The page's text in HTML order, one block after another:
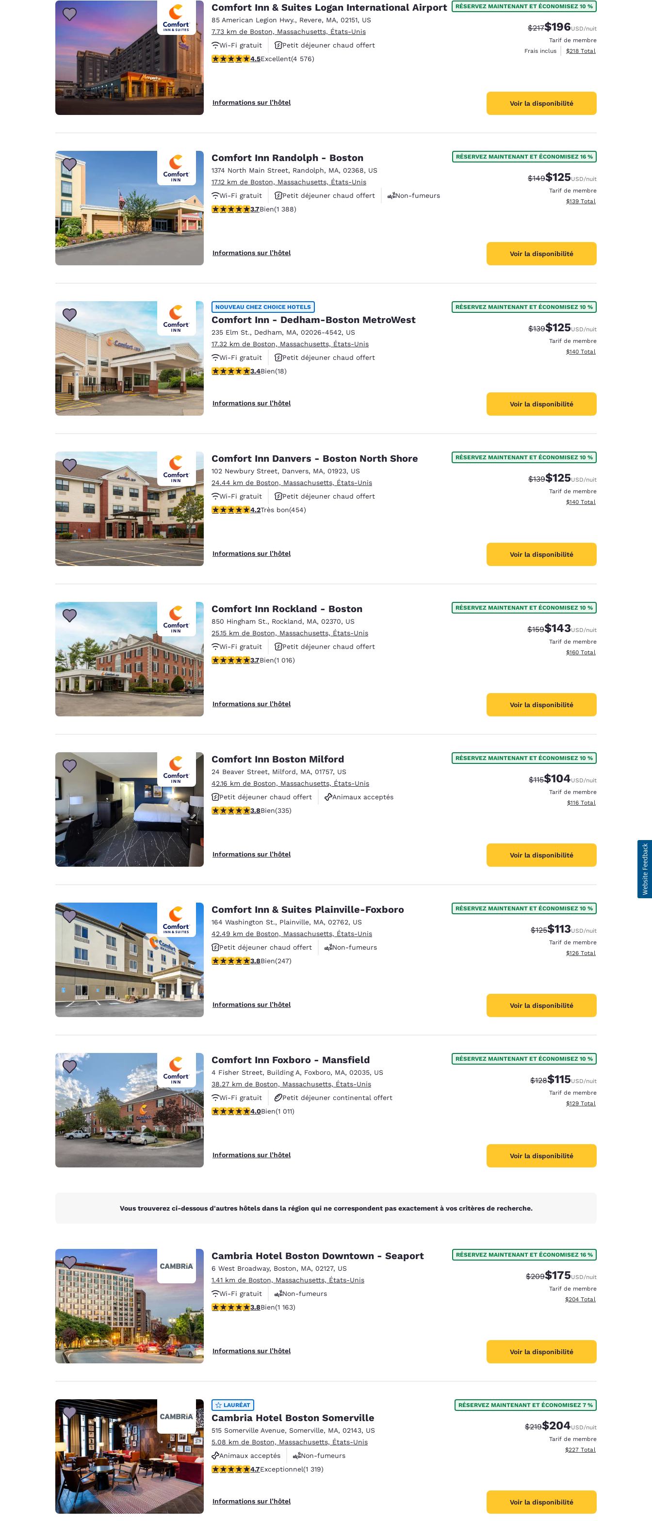
Español English
Europe
Deutschland
Deutsch
Germany
English
Spain
English
Asie-Pacifique
Australia
English
India
English English
Comfort Inn & Suites Logan International Airport
85 American Legion Hwy., Revere, MA, 02151, US
7.73 km de Boston, Massachusetts, États-Unis
Wi-Fi gratuit
Petit déjeuner chaud offert
Animaux acceptés
4.45 étoiles. Excellent. 4576 commentaires
4.5Excellent(4 576)
Informations sur l’hôtel
RÉSERVEZ MAINTENANT ET ÉCONOMISEZ 10 %
Tarif barré :
$217Tarif réduit :
$196USD/nuit
Tarif de membre
Frais inclus
Afficher les détails totaux
$218 Total
Voir la disponibilité
Comfort Inn Randolph - Boston
1374 North Main Street, Randolph, MA, 02368, US
17.12 km de Boston, Massachusetts, États-Unis
Wi-Fi gratuit
Petit déjeuner chaud offert
Non-fumeurs
3.68 étoiles. Bien. 1388 commentaires
3.7Bien(1 388)
Informations sur l’hôtel
RÉSERVEZ MAINTENANT ET ÉCONOMISEZ 16 %
Tarif barré :
$149Tarif réduit :
$125USD/nuit
Tarif de membre
Afficher les détails totaux
$139 Total
Voir la disponibilité
NOUVEAU CHEZ CHOICE HOTELS
Comfort Inn - Dedham-Boston MetroWest
235 Elm St., Dedham, MA, 02026-4542, US
17.32 km de Boston, Massachusetts, États-Unis
Wi-Fi gratuit
Petit déjeuner chaud offert
Animaux acceptés
3.44 étoiles. Bien. 18 commentaires
3.4Bien(18)
Informations sur l’hôtel
RÉSERVEZ MAINTENANT ET ÉCONOMISEZ 10 %
Tarif barré :
$139Tarif réduit :
$125USD/nuit
Tarif de membre
Afficher les détails totaux
$140 Total
Voir la disponibilité
Comfort Inn Danvers - Boston North Shore
102 Newbury Street, Danvers, MA, 01923, US
24.44 km de Boston, Massachusetts, États-Unis
Wi-Fi gratuit
Petit déjeuner chaud offert
Animaux acceptés
4.16 étoiles. Très bon. 454 commentaires
4.2Très bon(454)
Informations sur l’hôtel
RÉSERVEZ MAINTENANT ET ÉCONOMISEZ 10 %
Tarif barré :
$139Tarif réduit :
$125USD/nuit
Tarif de membre
Afficher les détails totaux
$140 Total
Voir la disponibilité
Comfort Inn Rockland - Boston
850 Hingham St., Rockland, MA, 02370, US
25.15 km de Boston, Massachusetts, États-Unis
Wi-Fi gratuit
Petit déjeuner chaud offert
Animaux acceptés
3.73 étoiles. Bien. 1016 commentaires
3.7Bien(1 016)
Informations sur l’hôtel
RÉSERVEZ MAINTENANT ET ÉCONOMISEZ 10 %
Tarif barré :
$159Tarif réduit :
$143USD/nuit
Tarif de membre
Afficher les détails totaux
$160 Total
Voir la disponibilité
Comfort Inn Boston Milford
24 Beaver Street, Milford, MA, 01757, US
42.16 km de Boston, Massachusetts, États-Unis
Petit déjeuner chaud offert
Animaux acceptés
Non-fumeurs
3.83 étoiles. Bien. 335 commentaires
3.8Bien(335)
Informations sur l’hôtel
RÉSERVEZ MAINTENANT ET ÉCONOMISEZ 10 %
Tarif barré :
$115Tarif réduit :
$104USD/nuit
Tarif de membre
Afficher les détails totaux
$116 Total
Voir la disponibilité
Comfort Inn & Suites Plainville-Foxboro
164 Washington St., Plainville, MA, 02762, US
42.49 km de Boston, Massachusetts, États-Unis
Petit déjeuner chaud offert
Non-fumeurs
Centre de conditionnement physique
3.81 étoiles. Bien. 247 commentaires
3.8Bien(247)
Informations sur l’hôtel
RÉSERVEZ MAINTENANT ET ÉCONOMISEZ 10 %
Tarif barré :
$125Tarif réduit :
$113USD/nuit
Tarif de membre
Afficher les détails totaux
$126 Total
Voir la disponibilité
Comfort Inn Foxboro - Mansfield
4 Fisher Street, Building A, Foxboro, MA, 02035, US
38.27 km de Boston, Massachusetts, États-Unis
Wi-Fi gratuit
Petit déjeuner continental offert
Petit déjeuner chaud offert
3.99 étoiles. Bien. 1011 commentaires
4.0Bien(1 011)
Informations sur l’hôtel
RÉSERVEZ MAINTENANT ET ÉCONOMISEZ 10 %
Tarif barré :
$128Tarif réduit :
$115USD/nuit
Tarif de membre
Afficher les détails totaux
$129 Total
Voir la disponibilité
Vous trouverez ci-dessous d'autres hôtels dans la région qui ne correspondent pas exactement à vos critères de recherche.
Cambria Hotel Boston Downtown - Seaport
6 West Broadway, Boston, MA, 02127, US
1.41 km de Boston, Massachusetts, États-Unis
Wi-Fi gratuit
Non-fumeurs
Centre de conditionnement physique
3.78 étoiles. Bien. 1163 commentaires
3.8Bien(1 163)
Informations sur l’hôtel
RÉSERVEZ MAINTENANT ET ÉCONOMISEZ 16 %
Tarif barré :
$209Tarif réduit :
$175USD/nuit
Tarif de membre
Afficher les détails totaux
$204 Total
Voir la disponibilité
LAURÉAT
Cambria Hotel Boston Somerville
515 Somerville Avenue, Somerville, MA, 02143, US
5.08 km de Boston, Massachusetts, États-Unis
Animaux acceptés
Non-fumeurs
Centre de conditionnement physique
4.69 étoiles. Exceptionnel. 1319 commentaires
4.7Exceptionnel(1 319)
Informations sur l’hôtel
RÉSERVEZ MAINTENANT ET ÉCONOMISEZ 7 %
Tarif barré :
$219Tarif réduit :
$204USD/nuit
Tarif de membre
Afficher les détails totaux
$227 Total
Voir la disponibilité